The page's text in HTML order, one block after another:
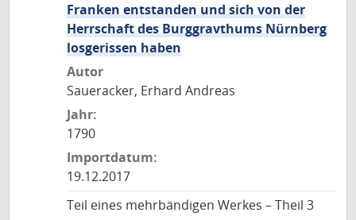
Franken entstanden und sich von der
Herrschaft des Burggravthums Nürnberg
losgerissen haben
Autor
Saueracker, Erhard Andreas
Jahr:
1790
Importdatum:
19.12.2017
Teil eines mehrbändigen Werkes – Theil 3